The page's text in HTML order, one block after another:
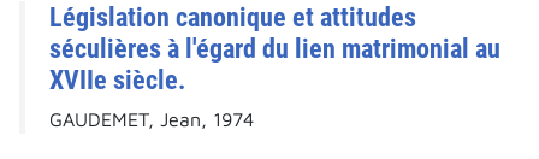
Législation canonique et attitudes
séculières à l'égard du lien matrimonial au
XVIIe siècle.
GAUDEMET, Jean, 1974